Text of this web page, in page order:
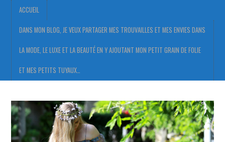
ACCUEIL
DANS MON BLOG, JE VEUX PARTAGER MES TROUVAILLES ET MES ENVIES DANS
LA MODE, LE LUXE ET LA BEAUTÉ EN Y AJOUTANT MON PETIT GRAIN DE FOLIE
ET MES PETITS TUYAUX…